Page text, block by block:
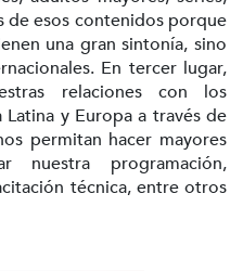
de esos contenidos porque
una gran sintonía, sino
En tercer lugar,
relaciones con los
y Europa a través de
permitan hacer mayores
nuestra programación,
técnica, entre otros